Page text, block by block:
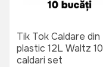
Tik Tok Caldare din
plastic 12L Waltz 10
caldari set